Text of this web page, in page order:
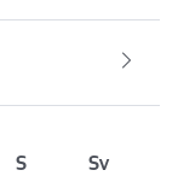
S
Sv